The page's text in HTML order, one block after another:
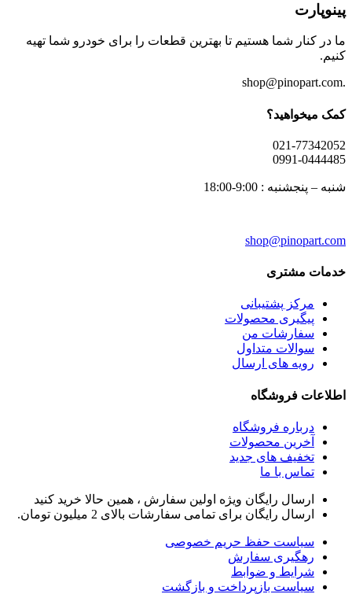
پینوپارت
ما در کنار شما هستیم تا بهترین قطعات را برای خودرو شما تهیه
کنیم.
.shop@pinopart.com
کمک میخواهید؟
021-77342052
0991-0444485
شنبه – پنجشنبه : 9:00-18:00
shop@pinopart.com
خدمات مشتری
مرکز پشتیبانی
پیگیری محصولات
سفارشات من
سوالات متداول
رویه های ارسال
اطلاعات فروشگاه
درباره فروشگاه
آخرین محصولات
تخفیف های جدید
تماس با ما
ارسال رایگان ویژه اولین سفارش ، همین حالا خرید کنید
ارسال رایگان برای تمامی سفارشات بالای 2 میلیون تومان.
سیاست حفظ حریم خصوصی
رهگیری سفارش
شرایط و ضوابط
سیاست بازپرداخت و بازگشت